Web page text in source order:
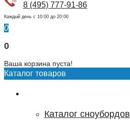
8 (495) 777-91-86
Каждый день c 10:00 до 20:00
0
0
Ваша корзина пуста!
Каталог товаров
Каталог сноубордов